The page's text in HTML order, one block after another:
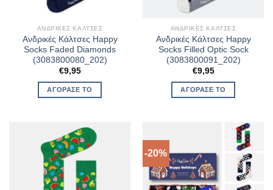
ΑΝΔΡΙΚΈΣ ΚΆΛΤΣΕΣ
Ανδρικές Κάλτσες Happy
Socks Faded Diamonds
(3083800080_202)
€9,95
ΑΓΌΡΑΣΈ ΤΟ
ΑΝΔΡΙΚΈΣ ΚΆΛΤΣΕΣ
Ανδρικές Κάλτσες Happy
Socks Filled Optic Sock
(3083800091_202)
€9,95
ΑΓΌΡΑΣΈ ΤΟ
-20%